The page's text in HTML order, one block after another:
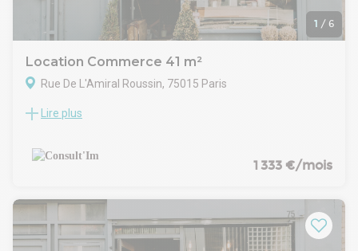
Disponibilité : Après accord
1 / 6
Location Commerce 41 m²
Rue De L'Amiral Roussin, 75015 Paris
Belle boutique de 41 m² avec large vitrine dans un secteur
CARACTERISTIQUES DE L'OFFRE
RDC : 27,40 m²
Sanitaire
Sous-sol : 14 m²
Espace stockage ouvert
Lire plus
1 333 €/mois